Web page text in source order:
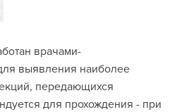
врачами-
выявления наиболее
передающихся
для прохождения - при